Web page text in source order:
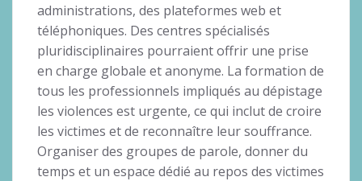
administrations, des plateformes web et
téléphoniques. Des centres spécialisés
pluridisciplinaires pourraient offrir une prise
en charge globale et anonyme. La formation de
tous les professionnels impliqués au dépistage
les violences est urgente, ce qui inclut de croire
les victimes et de reconnaître leur souffrance.
Organiser des groupes de parole, donner du
temps et un espace dédié au repos des victimes